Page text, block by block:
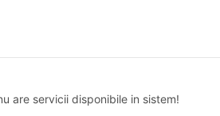
are servicii disponibile in sistem!